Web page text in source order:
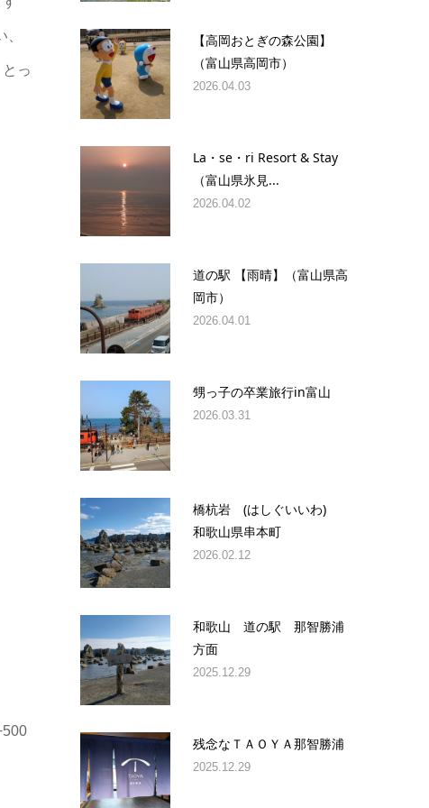
っ
【高岡おとぎの森公園】
（富山県高岡市）
2026.04.03
La・se・ri Resort & Stay
（富山県氷見...
2026.04.02
道の駅 【雨晴】（富山県高
岡市）
2026.04.01
甥っ子の卒業旅行in富山
2026.03.31
橋杭岩 (はしぐいいわ)
和歌山県串本町
2026.02.12
和歌山 道の駅 那智勝浦
方面
2025.12.29
残念なＴＡＯＹＡ那智勝浦
2025.12.29